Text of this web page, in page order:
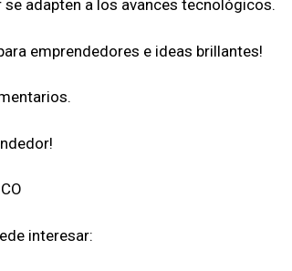
se adapten a los avances tecnológicos.
emprendedores e ideas brillantes!
interesar: